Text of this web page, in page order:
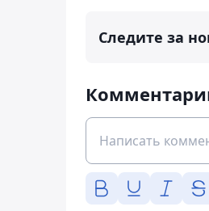
Следите за